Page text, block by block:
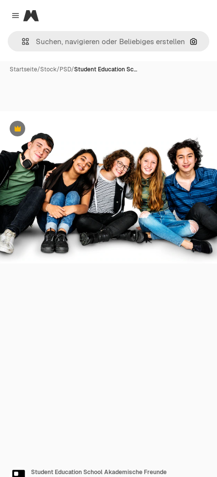
Close menu
Magnific
Nach
Startseite/Stock/PSD/Student Education Sc…
Premium
Student Education School Akademische Freunde